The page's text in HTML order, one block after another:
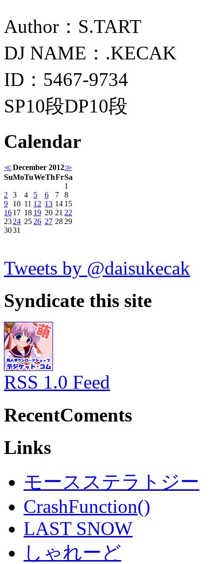
Author：S.TART
DJ NAME：.KECAK
ID：5467-9734
SP10段DP10段
Calendar
≪December 2012≫
SuMoTuWeThFrSa
1
2
3 4 5 6 7
8
9
10 11 12 13 14 15
1617 18 19 20 21 22
2324 25 26 27 28 29
3031
Tweets by @daisukecak
Syndicate this site
RSS 1.0 Feed
RecentComents
Links
モースステラトジー
CrashFunction()
LAST SNOW
しゃれーど